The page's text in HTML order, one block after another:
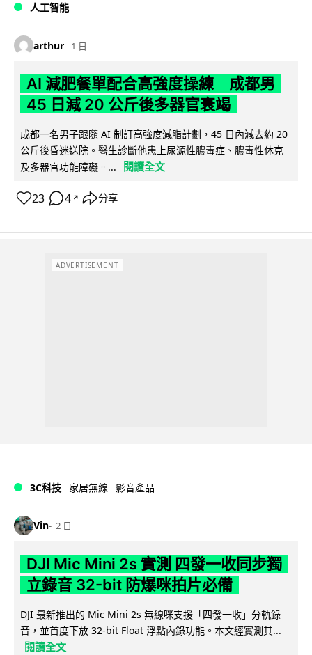
人工智能
arthur 1 日
AI 減肥餐單配合高強度操練 成都男
45 日減 20 公斤後多器官衰竭
成都一名男子跟隨 AI 制訂高強度減脂計劃，45 日內減去約 20
公斤後昏迷送院。醫生診斷他患上尿源性膿毒症、膿毒性休克
及多器官功能障礙。...
閱讀全文
23 4 ↗ 分享
ADVERTISEMENT
3C科技 家居無線 影音產品
Vin 2 日
DJI Mic Mini 2s 實測 四發一收同步獨
立錄音 32-bit 防爆咪拍片必備
DJI 最新推出的 Mic Mini 2s 無線咪支援「四發一收」分軌錄
音，並首度下放 32-bit Float 浮點內錄功能。本文經實測其...
閱讀全文